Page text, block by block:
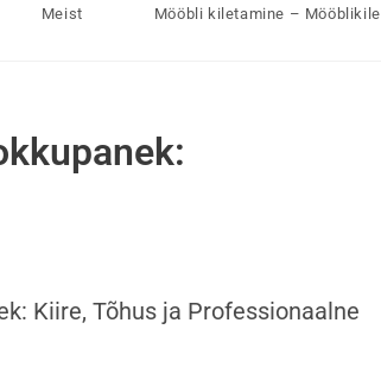
Meist Mööbli kiletamine – Mööblikile
Kiire, Tõhus ja Professionaalne